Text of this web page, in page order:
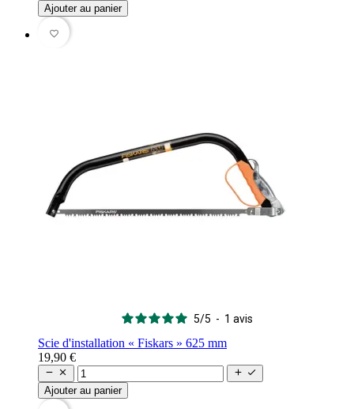
Ajouter au panier
favorite_border
5/5 - 1 avis
Scie d'installation « Fiskars » 625 mm
19,90 €
   
Ajouter au panier